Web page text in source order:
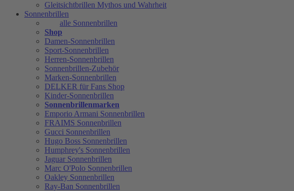
Gleitsichtbrillen Mythos und Wahrheit
Sonnenbrillen
alle Sonnenbrillen
Shop
Damen-Sonnenbrillen
Sport-Sonnenbrillen
Herren-Sonnenbrillen
Sonnenbrillen-Zubehör
Marken-Sonnenbrillen
DELKER für Fans Shop
Kinder-Sonnenbrillen
Sonnenbrillenmarken
Emporio Armani Sonnenbrillen
FRAIMS Sonnenbrillen
Gucci Sonnenbrillen
Hugo Boss Sonnenbrillen
Humphrey's Sonnenbrillen
Jaguar Sonnenbrillen
Marc O'Polo Sonnenbrillen
Oakley Sonnenbrillen
Ray-Ban Sonnenbrillen